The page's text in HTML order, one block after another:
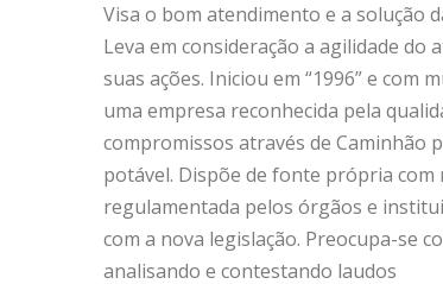
Visa o bom atendimento e a solução
Leva em consideração a agilidade do
suas ações. Iniciou em “1996” e com
uma empresa reconhecida pela
compromissos através de Caminhão
potável. Dispõe de fonte própria com
regulamentada pelos órgãos e
com a nova legislação. Preocupa-se
analisando e contestando laudos